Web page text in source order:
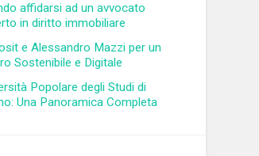
affidarsi ad un avvocato
in diritto immobiliare
e Alessandro Mazzi per un
Sostenibile e Digitale
Popolare degli Studi di
Una Panoramica Completa